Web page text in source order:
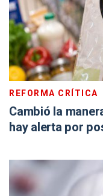
REFORMA CRÍTICA
Cambió la
hay alerta por